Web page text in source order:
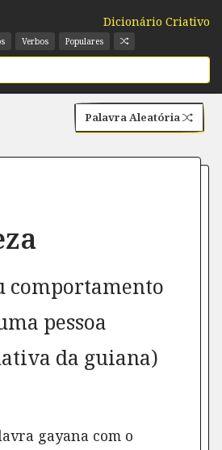
Dicionário Criativo
Verbos Populares
Palavra Aleatória
comportamento
pessoa
da guiana)
gayana com o